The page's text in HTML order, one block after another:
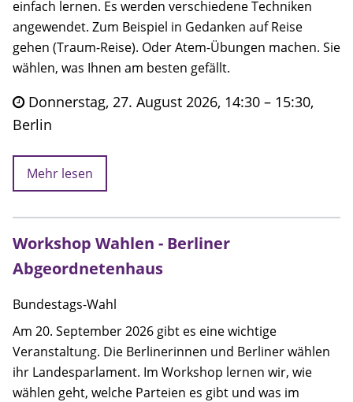
einfach lernen. Es werden verschiedene Techniken
angewendet. Zum Beispiel in Gedanken auf Reise
gehen (Traum-Reise). Oder Atem-Übungen machen. Sie
wählen, was Ihnen am besten gefällt.
Donnerstag, 27. August 2026, 14:30 – 15:30,
Berlin
Mehr lesen
Workshop Wahlen - Berliner
Abgeordnetenhaus
Bundestags-Wahl
Am 20. September 2026 gibt es eine wichtige
Veranstaltung. Die Berlinerinnen und Berliner wählen
ihr Landesparlament. Im Workshop lernen wir, wie
wählen geht, welche Parteien es gibt und was im